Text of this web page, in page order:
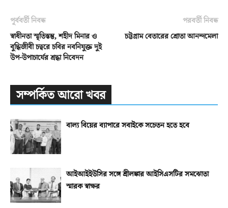
পূর্ববর্তী নিবন্ধ
স্বাধীনতা স্মৃতিস্তম্ভ, শহীদ মিনার ও
বুদ্ধিজীবী চত্বরে চবির নবনিযুক্ত দুই
উপ-উপাচার্যের শ্রদ্ধা নিবেদন
পরবর্তী নিবন্ধ
চট্টগ্রাম বেতারের শ্রোতা আনন্দমেলা
সম্পর্কিত আরো খবর
বাল্য বিয়ের ব্যাপারে সবাইকে সচেতন হতে হবে
আইআইইউসির সঙ্গে শ্রীলঙ্কার আইসিএসটির সমঝোতা
স্মারক স্বাক্ষর